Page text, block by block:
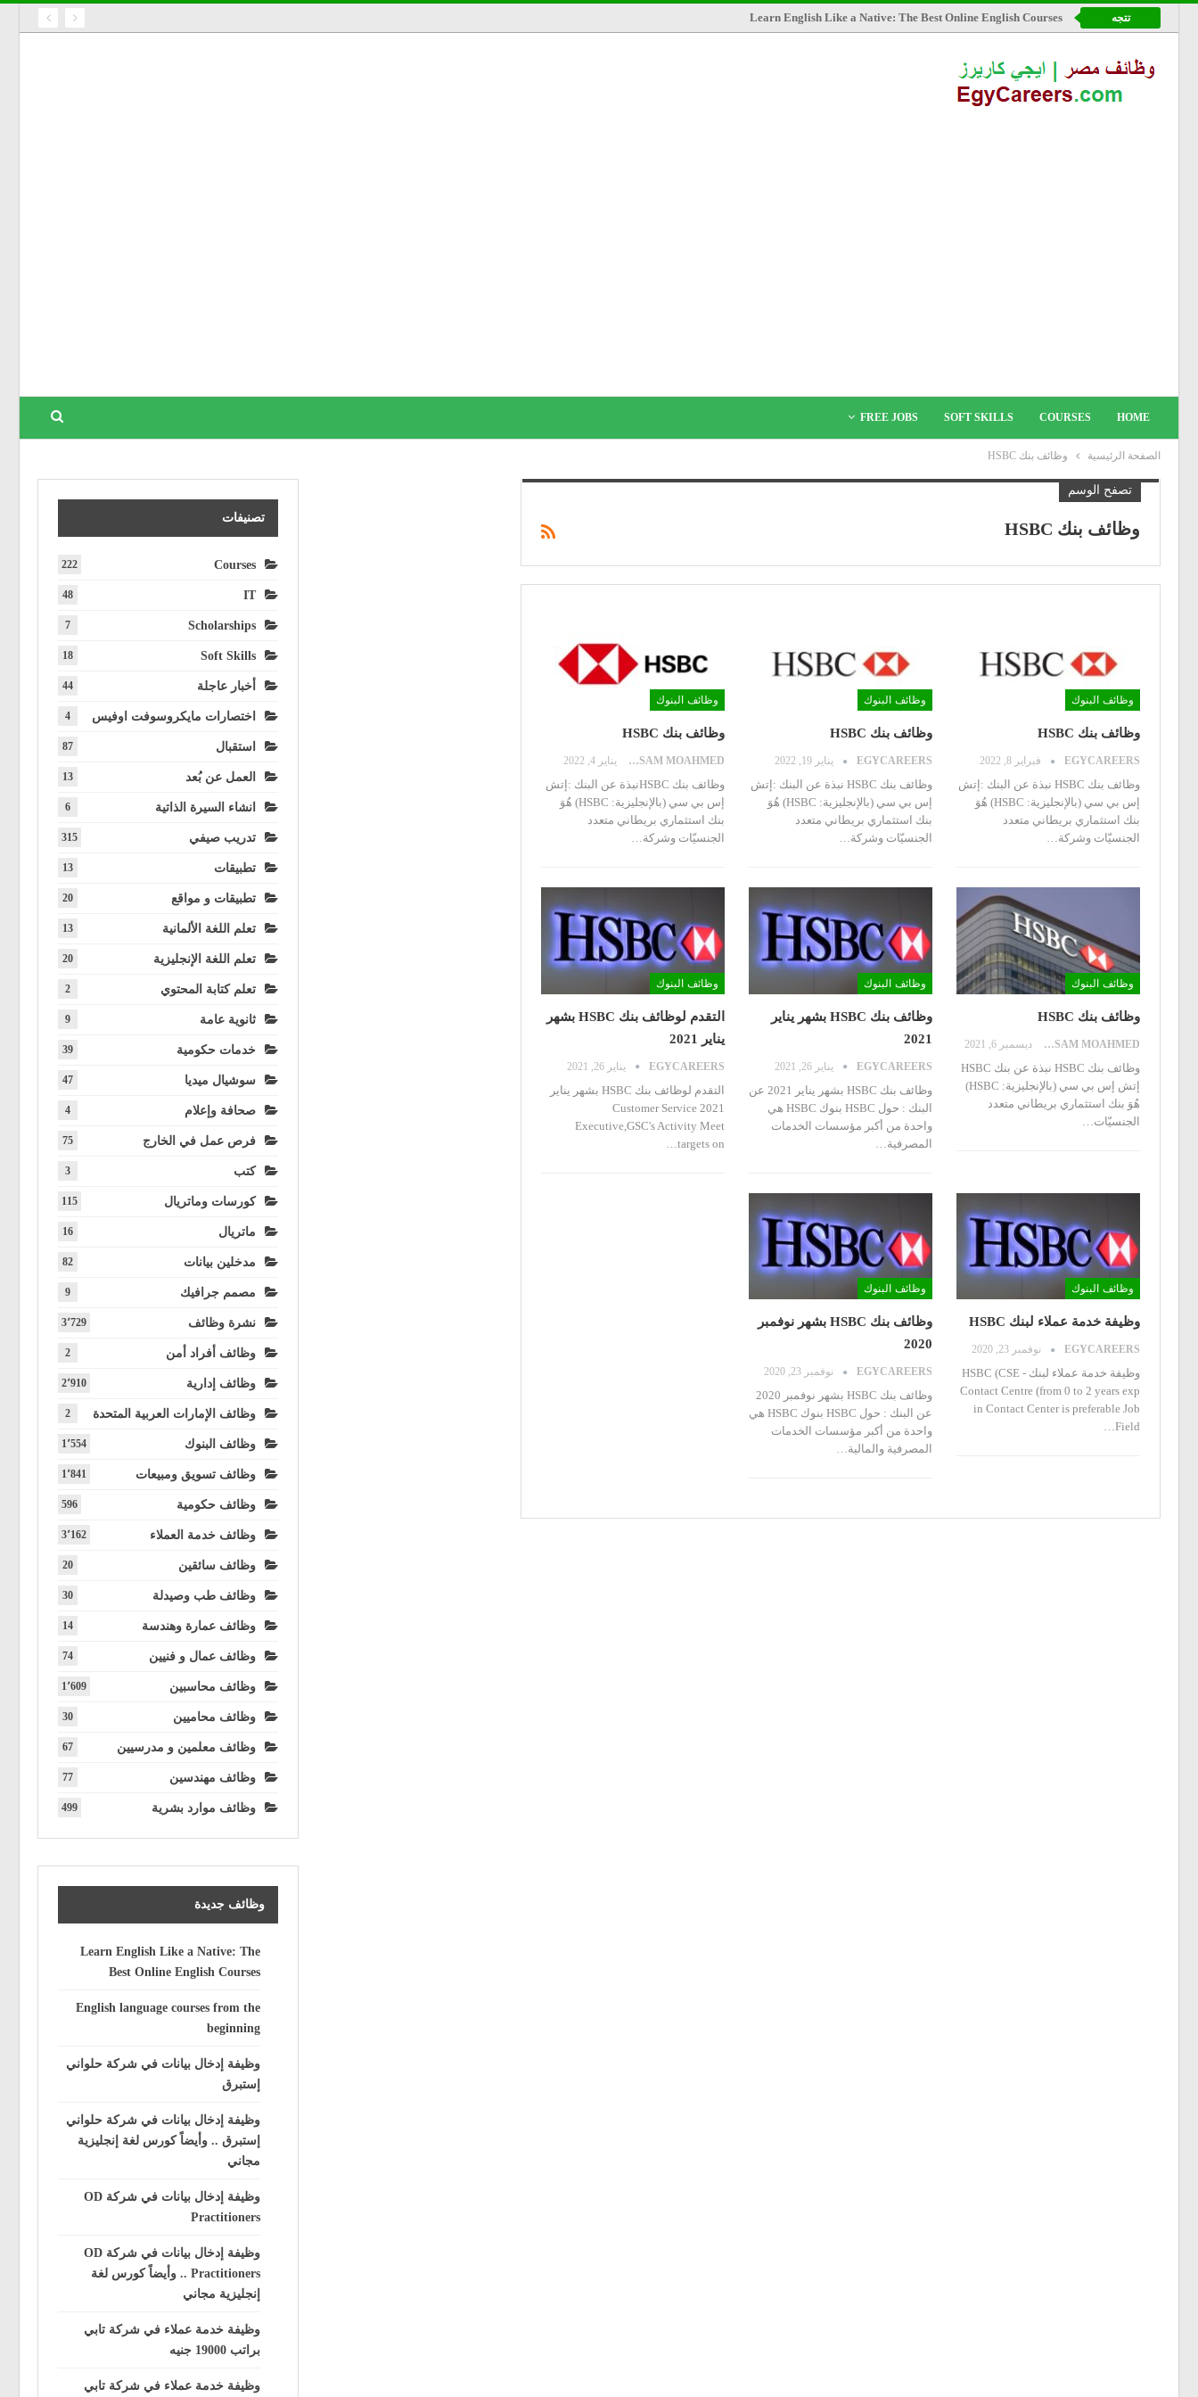
تتجه Learn English Like a Native: The Best Online English Courses
HOME
COURSES
SOFT SKILLS
FREE JOBS
الصفحة الرئيسية وظائف بنك HSBC
تصفح الوسم
وظائف بنك HSBC
وظائف البنوك
وظائف بنك HSBC
EGYCAREERS فبراير 8, 2022
وظائف بنك HSBC
نبذة عن البنك :إتش
إس بي سي (بالإنجليزية: HSBC)‏ هُوَ
بنك استثماري بريطاني متعدد
الجنسيّات وشركة…
وظائف البنوك
وظائف بنك HSBC
EGYCAREERS يناير 19, 2022
وظائف بنك HSBC
نبذة عن البنك :إتش
إس بي سي (بالإنجليزية: HSBC)‏ هُوَ
بنك استثماري بريطاني متعدد
الجنسيّات وشركة…
وظائف البنوك
وظائف بنك HSBC
HOSSAM MOAHMED يناير 4, 2022
وظائف بنك HSBCنبذة عن البنك :إتش
إس بي سي (بالإنجليزية: HSBC)‏ هُوَ
بنك استثماري بريطاني متعدد
الجنسيّات وشركة…
وظائف البنوك
وظائف بنك HSBC
HOSSAM MOAHMED ديسمبر 6, 2021
وظائف بنك HSBC
نبذة عن بنك HSBC
إتش إس بي سي (بالإنجليزية: HSBC)‏
هُوَ بنك استثماري بريطاني متعدد
الجنسيّات
وظائف البنوك
وظائف بنك HSBC بشهر يناير
2021
EGYCAREERS يناير 26, 2021
وظائف بنك HSBC بشهر يناير 2021
عن
البنك : حول HSBC
بنوك HSBC هي
واحدة من أكبر مؤسسات الخدمات
المصرفية
وظائف البنوك
التقدم لوظائف بنك HSBC بشهر
يناير 2021
EGYCAREERS يناير 26, 2021
التقدم لوظائف بنك HSBC بشهر يناير
2021
Customer Service
Executive,GSC's Activity Meet
targets on
وظائف البنوك
وظيفة خدمة عملاء لبنك HSBC
EGYCAREERS نوفمبر 23, 2020
وظيفة خدمة عملاء لبنك HSBC (CSE -
Contact Centre (from 0 to 2 years exp
in Contact Center is preferable Job
Field…
وظائف البنوك
وظائف بنك HSBC بشهر نوفمبر
2020
EGYCAREERS نوفمبر 23, 2020
وظائف بنك HSBC بشهر نوفمبر 2020
عن البنك : حول HSBC بنوك HSBC هي
واحدة من أكبر مؤسسات الخدمات
المصرفية والمالية…
تصنيفات
Courses
222
IT
48
Scholarships
7
Soft Skills
18
أخبار عاجلة 44
اختصارات مايكروسوفت اوفيس 4
استقبال 87
العمل عن بُعد 13
انشاء السيرة الذاتية 6
تدريب صيفي 315
تطبيقات 13
تطبيقات و مواقع 20
تعلم اللغة الألمانية 13
تعلم اللغة الإنجليزية 20
تعلم كتابة المحتوي 2
ثانوية عامة 9
خدمات حكومية 39
سوشيال ميديا 47
صحافة وإعلام 4
فرص عمل في الخارج 75
كتب 3
كورسات وماتريال 115
ماتريال 16
مدخلين بيانات 82
مصمم جرافيك 9
نشرة وظائف 3٬729
وظائف أفراد أمن 2
وظائف إدارية 2٬910
وظائف الإمارات العربية المتحدة 2
وظائف البنوك 1٬554
وظائف تسويق ومبيعات 1٬841
وظائف حكومية 596
وظائف خدمة العملاء 3٬162
وظائف سائقين 20
وظائف طب وصيدلة 30
وظائف عمارة وهندسة 14
وظائف عمال و فنيين 74
وظائف محاسبين 1٬609
وظائف محاميين 30
وظائف معلمين و مدرسيين 67
وظائف مهندسين 77
وظائف موارد بشرية 499
وظائف جديدة
Learn English Like a Native: The
Best Online English Courses
English language courses from the
beginning
وظيفة إدخال بيانات في شركة حلواني
إستبرق
وظيفة إدخال بيانات في شركة حلواني
إستبرق .. وأيضاً كورس لغة إنجليزية
مجاني
وظيفة إدخال بيانات في شركة OD
Practitioners
وظيفة إدخال بيانات في شركة OD
Practitioners .. وأيضاً كورس لغة
إنجليزية مجاني
وظيفة خدمة عملاء في شركة تابي
براتب 19000 جنيه
وظيفة خدمة عملاء في شركة تابي